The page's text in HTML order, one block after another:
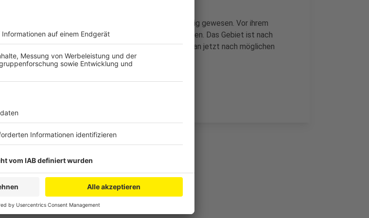
sei sicherlich mindestens ein Fahrzeug notwendig gewesen. Vor ihrem
sollen die Platten auf einem Waldweg gelegen haben. Das Gebiet ist nach
der Polizei bei Spaziergängern beliebt. Deshalb suche man jetzt nach möglichen